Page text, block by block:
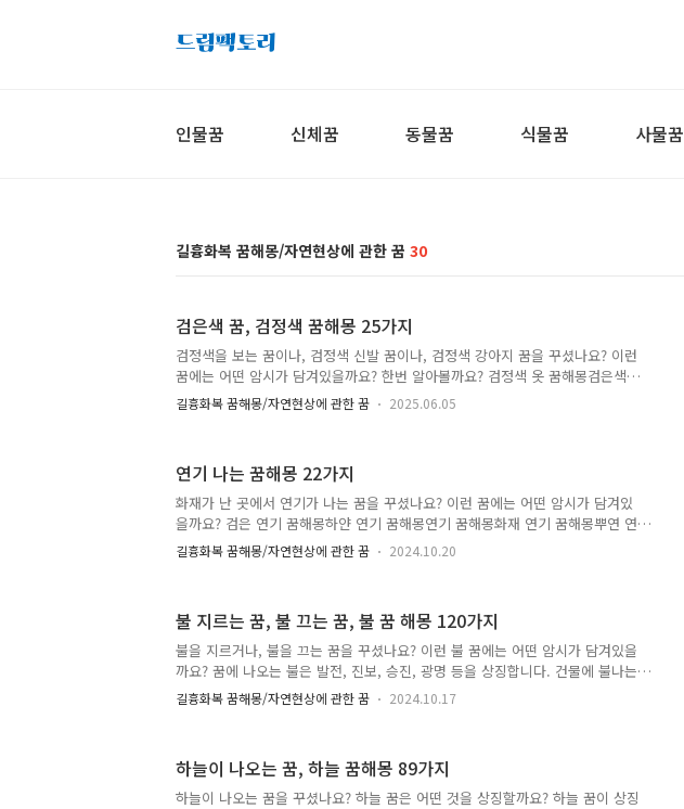
인물꿈 신체꿈 동물꿈 식물꿈 사물꿈
길흉화복 꿈해몽/자연현상에 관한 꿈 30
검은색 꿈, 검정색 꿈해몽 25가지
검정색을 보는 꿈이나, 검정색 신발 꿈이나, 검정색 강아지 꿈을 꾸셨나요? 이런
꿈에는 어떤 암시가 담겨있을까요? 한번 알아볼까요? 검정색 옷 꿈해몽검은색
신발 꿈해몽검은색 강아지 꿈해몽검은색 가방 꿈해몽검정색 뱀 꿈해몽검정색 자
동차 꿈해몽검은색 구두 꿈해몽검정색 고양이 꿈해몽검정색 옷 입는 꿈해몽 검
에 궂은일이 생기게 되거나, 마음이 불안하게 될 일을 예시합니다. 2. 검정색 옷
꿈해몽 온가족이 검정색 옷을 입고 있는 꿈을 꾸셨나요? 이 꿈은 추진하는 일에
서 많은 장애가 나타나게 되거나, 많은 손해가 생기게 될 일을 암시합니다. 혹은,
주..
길흉화복 꿈해몽/자연현상에 관한 꿈 2025.06.05
연기 나는 꿈해몽 22가지
화재가 난 곳에서 연기가 나는 꿈을 꾸셨나요? 이런 꿈에는 어떤 암시가 담겨있
을까요? 검은 연기 꿈해몽하얀 연기 꿈해몽연기 꿈해몽화재 연기 꿈해몽뿌연 연
기 꿈해몽방에서 연기 나는 꿈집 안에 연기 꿈해몽산에 연기나는 꿈불타서 연기
나는 꿈해몽시커먼 연기 꿈해몽담배 연기 꿈해몽 연기나는 꿈해몽 22가지 1. 검
을 예시합니다. 2. 검은 연기 꿈해몽 화재가 난 곳에서 불길은 보이지 않고 검은
연기만 나는 꿈을 꾸셨나요? 이 꿈은 직장에서 불길한 일이 일어나거나, 가정에
서 불화가 일어날 일을 암시합니다. 3. 지평선에서 검은 연기나 검은 구름이 피
어오르..
길흉화복 꿈해몽/자연현상에 관한 꿈 2024.10.20
불 지르는 꿈, 불 끄는 꿈, 불 꿈 해몽 120가지
불을 지르거나, 불을 끄는 꿈을 꾸셨나요? 이런 불 꿈에는 어떤 암시가 담겨있을
까요? 꿈에 나오는 불은 발전, 진보, 승진, 광명 등을 상징합니다. 건물에 불나는
꿈다른 집에 불나는 꿈다른 사람이 불타는 꿈부엌에서 불나는 꿈, 주방에 불나는
꿈아파트에 불나는 꿈집에 불나는 꿈해몽학교에 불나는 꿈산에 불나는 꿈해몽차
활활 타는 꿈작은 불꿈불이 나서 도망가는 꿈불나서 대피하는 꿈불 끄는 꿈해몽
연기나는 꿈물로 불 끄는 꿈불나는 꿈 로또 복권불나는 걸 보는 꿈촛불 꿈해몽전
길흉화복 꿈해몽/자연현상에 관한 꿈 2024.10.17
하늘이 나오는 꿈, 하늘 꿈해몽 89가지
하늘이 나오는 꿈을 꾸셨나요? 하늘 꿈은 어떤 것을 상징할까요? 하늘 꿈이 상징